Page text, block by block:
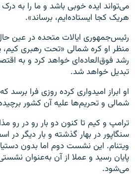
می‌تواند ایده خوبی باشد و ما را به
هریک کجا ایستاده‌ایم، برساند».
رئیس‌جمهوری ایالات متحده در عین
منظر او کره شمالی «تحت رهبری کیم،
رشد فوق‌العاده‌ای خواهد کرد و به
تبدیل خواهد شد.
او ابراز امیدواری کرده روزی فرا
شمالی و تحریم‌ها علیه آن کشور
ترامپ و کیم تا کنون دو بار رو در رو
سنگاپور در بهار گذشته و بار دیگر در
ویتنام. این نشست دوم اما بدون
پایان رسید و عملا از آن به‌عنوان
می‌شود.